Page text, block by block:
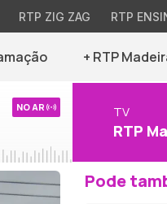
RTP ZIG ZAG RTP
+ RTP
NO AR TV
RTP
Pode